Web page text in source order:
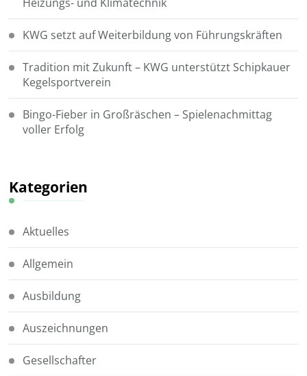
KWG setzt auf Weiterbildung von Führungskräften
Tradition mit Zukunft – KWG unterstützt Schipkauer
Kegelsportverein
Bingo-Fieber in Großräschen – Spielenachmittag
voller Erfolg
Kategorien
Aktuelles
Allgemein
Ausbildung
Auszeichnungen
Gesellschafter